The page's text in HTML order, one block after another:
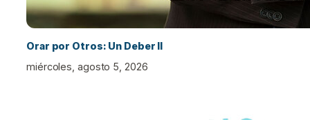
Orar por Otros: Un Deber II
miércoles, agosto 5, 2026